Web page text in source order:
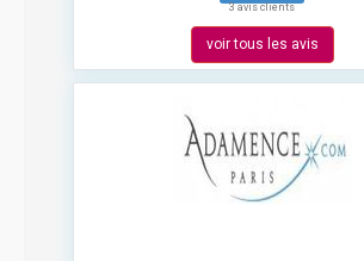
3 avis clients
voir tous les avis